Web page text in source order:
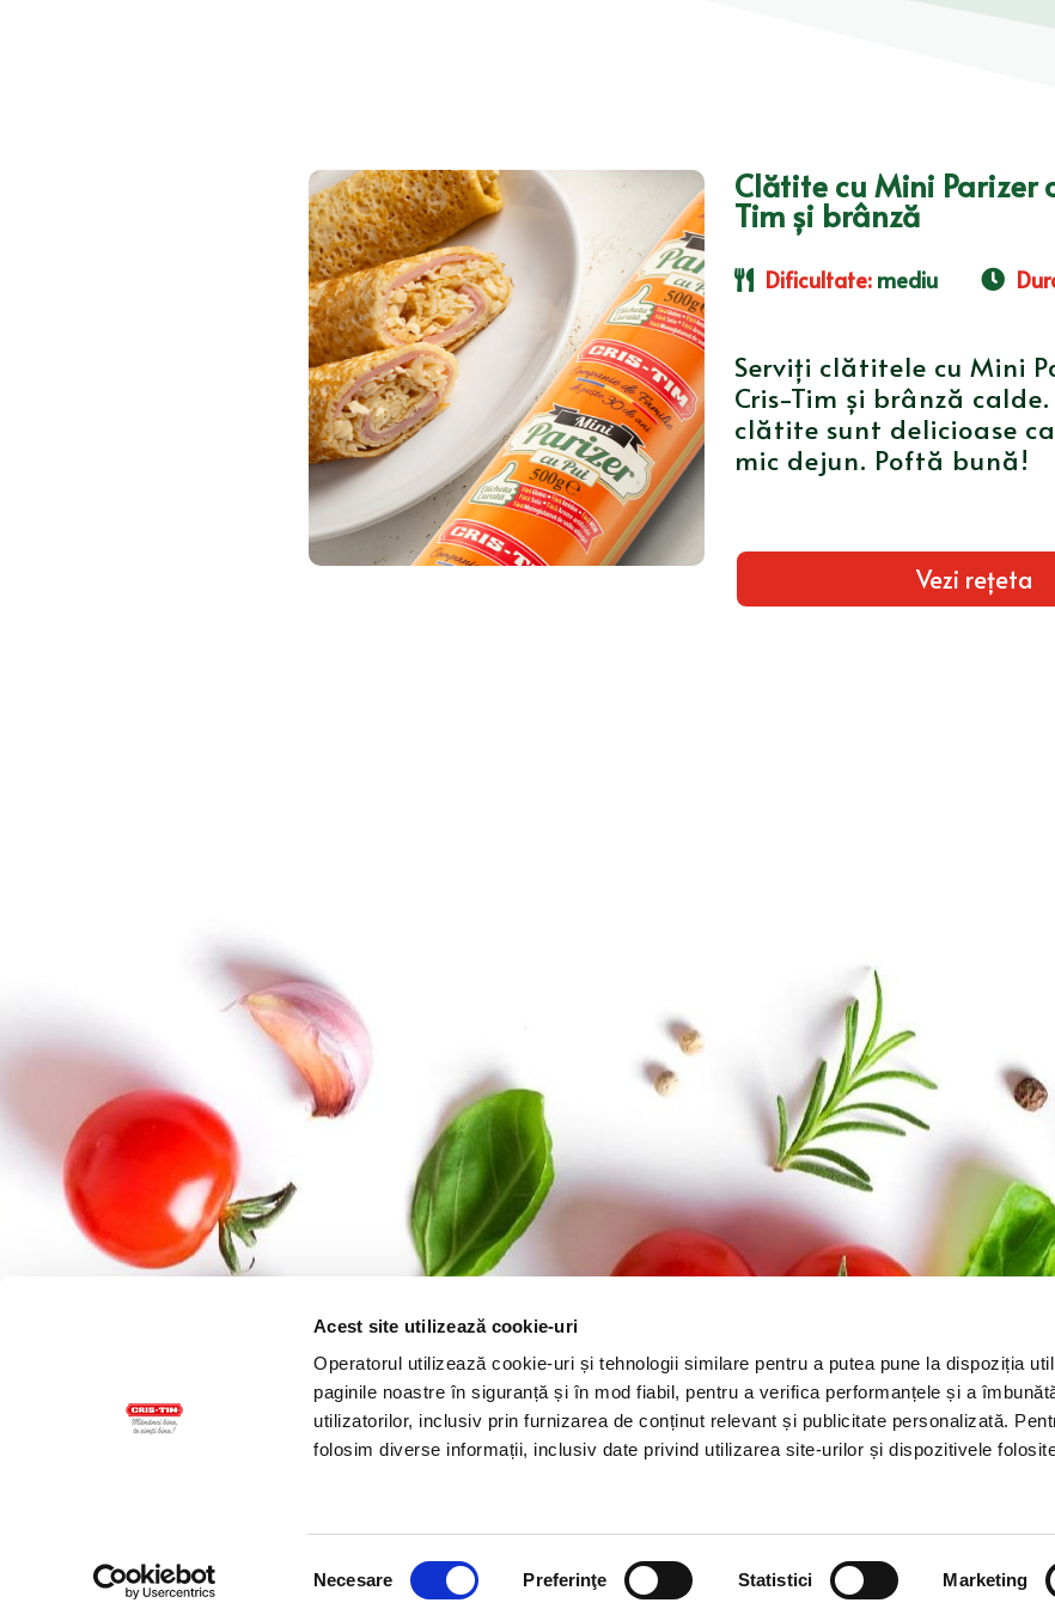
Acest site utilizează cookie-uri
Operatorul utilizează cookie-uri și tehnologii similare pentru a putea pune la dispoziția
paginile noastre în siguranță și în mod fiabil, pentru a verifica performanțele și a
utilizatorilor, inclusiv prin furnizarea de conținut relevant și publicitate personalizată.
folosim diverse informații, inclusiv date privind utilizarea site-urilor și dispozitivele
consimțământului
Necesare Preferinţe Statistici Marketing
Clătite cu Mini Parizer
Tim și brânză
Dificultate: mediu
Serviți clătitele cu Mini
Cris-Tim și brânză
clătite sunt delicioase
mic dejun. Poftă bună!
Vezi rețeta
GRUPUL CRIS-TIM RELAȚIII CU INVESTITORII CATALOGUL CRIS-TIM BRANDURI REȚETE MAGAZINELE CRIS-TIM CAMPANII
ȘI RECLAMAȚII
Politica de confidențialitate
Politica de utilizare cookie